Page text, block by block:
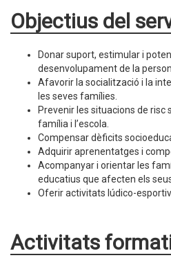
Objectius del
Donar suport, estimular i
desenvolupament de la
Afavorir la socialització i la
les seves famílies.
Prevenir les situacions de risc
família i l’escola.
Compensar dèficits
Adquirir aprenentatges i
Acompanyar i orientar les
educatius que afecten els
Oferir activitats lúdico-
Activitats